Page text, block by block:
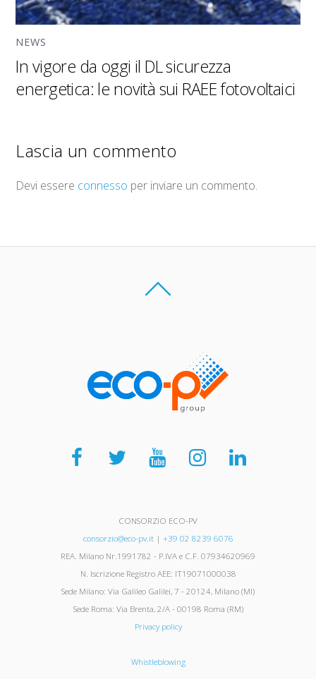
NEWS
In vigore da oggi il DL sicurezza
energetica: le novità sui RAEE fotovoltaici
Lascia un commento
Devi essere connesso per inviare un commento.
CONSORZIO ECO-PV
consorzio@eco-pv.it| +39 02 8239 6076
REA. Milano Nr.1991782 - P.IVA e C.F. 07934620969
N. Iscrizione Registro AEE: IT19071000038
Sede Milano: Via Galileo Galilei, 7 - 20124, Milano (MI)
Sede Roma: Via Brenta, 2/A - 00198 Roma (RM)
Privacy policy
Whistleblowing